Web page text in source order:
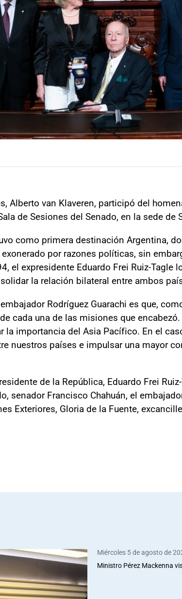
Alberto van Klaveren, participó del
de Sesiones del Senado, en la sede
como primera destinación Argentina,
por razones políticas, sin
el expresidente Eduardo Frei Ruiz-Tagle
la relación bilateral entre ambos
Rodríguez Guarachi es que,
cada una de las misiones que
la importancia del Asia Pacífico. En el
nuestros países e impulsar una mayor
de la República, Eduardo Frei
senador Francisco Chahuán, el
Exteriores, Gloria de la Fuente,
Miércoles 5 de agosto de
Ministro Pérez Mackenna